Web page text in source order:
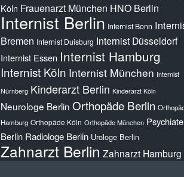
Köln Frauenarzt München HNO Berlin
Internist Berlin Internist Bonn
Bremen Internist Duisburg Internist Düsseldorf
Internist Essen Internist Hamburg
Internist Köln Internist München Internist
Nürnberg Kinderarzt Berlin Kinderarzt Köln
Neurologe Berlin Orthopäde Berlin
Hamburg Orthopäde Köln Orthopäde München
Berlin Radiologe Berlin Urologe Berlin
Zahnarzt Berlin Zahnarzt Hamburg